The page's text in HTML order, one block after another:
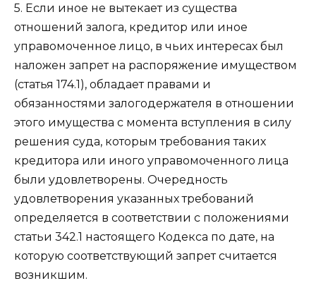
5. Если иное не вытекает из существа
отношений залога, кредитор или иное
управомоченное лицо, в чьих интересах был
наложен запрет на распоряжение имуществом
(статья 174.1 ), обладает правами и
обязанностями залогодержателя в отношении
этого имущества с момента вступления в силу
решения суда, которым требования таких
кредитора или иного управомоченного лица
были удовлетворены. Очередность
удовлетворения указанных требований
определяется в соответствии с положениями
статьи 342.1 настоящего Кодекса по дате, на
которую соответствующий запрет считается
возникшим.